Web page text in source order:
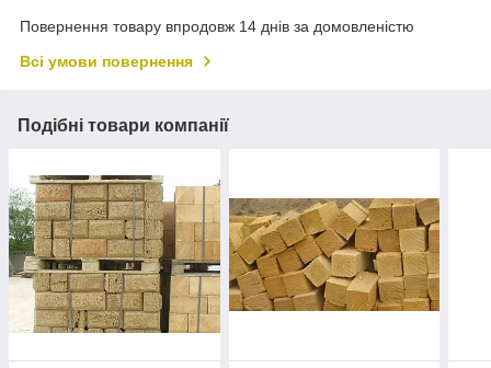
Повернення товару впродовж 14 днів за домовленістю
Всі умови повернення
Подібні товари компанії